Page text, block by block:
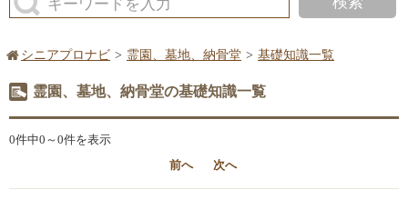
キーワードを入力
シニアプロナビ 霊園、墓地、納骨堂 基礎知識一覧
霊園、墓地、納骨堂の基礎知識一覧
0件中0～0件を表示
前へ 次へ